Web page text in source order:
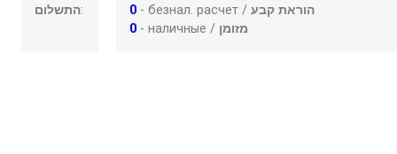
התשלום:
0 - безнал. расчет /הוראת קבע
0 - наличные / מזומן